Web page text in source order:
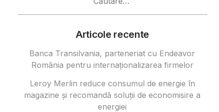
Articole recente
Banca Transilvania, parteneriat cu Endeavor
România pentru internaționalizarea firmelor
Leroy Merlin reduce consumul de energie în
magazine și recomandă soluții de economisire a
energiei